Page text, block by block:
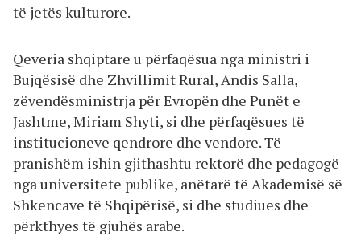
të jetës kulturore.
Qeveria shqiptare u përfaqësua nga ministri i
Bujqësisë dhe Zhvillimit Rural, Andis Salla,
zëvendësministrja për Evropën dhe Punët e
Jashtme, Miriam Shyti, si dhe përfaqësues të
institucioneve qendrore dhe vendore. Të
pranishëm ishin gjithashtu rektorë dhe pedagogë
nga universitete publike, anëtarë të Akademisë së
Shkencave të Shqipërisë, si dhe studiues dhe
përkthyes të gjuhës arabe.